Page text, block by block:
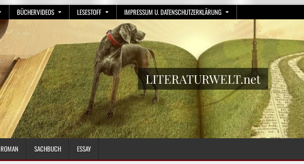
BÜCHERVIDEOS LESESTOFF IMPRESSUM U. DATENSCHUTZERKLÄRUNG
LITERATURWELT.net
ROMAN SACHBUCH ESSAY